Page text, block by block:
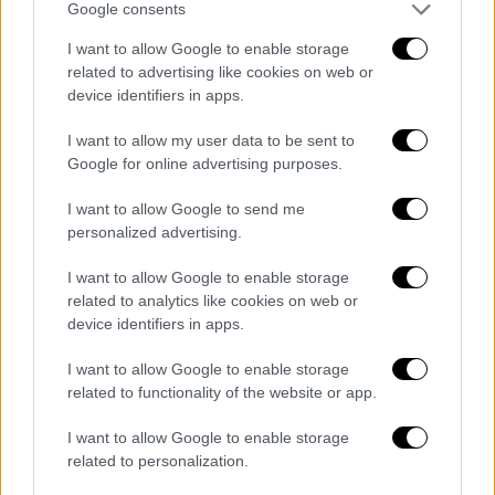
Google consents
I want to allow Google to enable storage
related to advertising like cookies on web or
device identifiers in apps.
I want to allow my user data to be sent to
Google for online advertising purposes.
I want to allow Google to send me
personalized advertising.
I want to allow Google to enable storage
related to analytics like cookies on web or
device identifiers in apps.
I want to allow Google to enable storage
related to functionality of the website or app.
I want to allow Google to enable storage
related to personalization.
τους και χρησιμοποίησαν αυτή την
ρατσιστική προπαγάνδα για να
δικαιολογήσουν τη σφαγή έξι εκατομμυρίων
Εβραίων. Η διαστρέβλωση του
Ολοκαυτώματος είναι επικίνδυνη», έγραψε
στο Twitter ο Τζόναθαν Γκρίνμπλατ, ο
επικεφαλής της διεθνούς εβραϊκής μκο Anti-
Defamation League.
ανέκαθεν τη στήριξή μου και δεν θα αλλάξει
ποτέ αυτό. Λυπούμαι για τον πόνο που
Γκόλντμπεργκζητώντας συγγνώμη.
δικτύωσης ζήτησαν από το κανάλι όπου
προβάλλεται η εκπομπή «